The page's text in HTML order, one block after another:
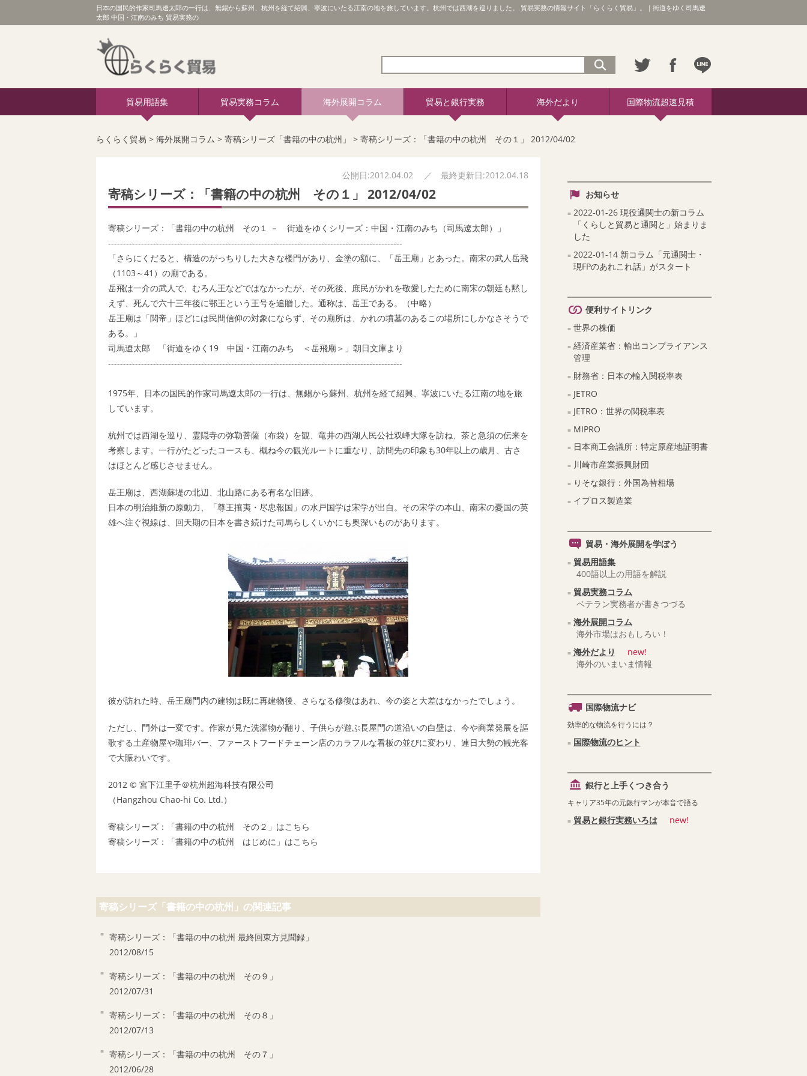
日本の国民的作家司馬遼太郎の一行は、無錫から蘇州、杭州を経て紹興、寧波にいたる江南の地を旅しています。杭州では西湖を巡りました。 貿易実務の情報サイト「らくらく貿易」。｜街道をゆく司馬遼
太郎 中国・江南のみち 貿易実務の
貿易用語集 貿易実務コラム 海外展開コラム 貿易と銀行実務 海外だより 国際物流超速見積
らくらく貿易 > 海外展開コラム > 寄稿シリーズ「書籍の中の杭州」 > 寄稿シリーズ：「書籍の中の杭州 その１」 2012/04/02
公開日:2012.04.02 ／ 最終更新日:2012.04.18
寄稿シリーズ：「書籍の中の杭州 その１」 2012/04/02
寄稿シリーズ：「書籍の中の杭州 その１ － 街道をゆくシリーズ：中国・江南のみち（司馬遼太郎）」
--------------------------------------------------------------------------------------------------
「さらにくだると、構造のがっちりした大きな楼門があり、金塗の額に、「岳王廟」とあった。南宋の武人岳飛
（1103～41）の廟である。
岳飛は一介の武人で、むろん王などではなかったが、その死後、庶民がかれを敬愛したために南宋の朝廷も黙し
えず、死んで六十三年後に鄂王という王号を追贈した。通称は、岳王である。（中略）
岳王廟は「関帝」ほどには民間信仰の対象にならず、その廟所は、かれの墳墓のあるこの場所にしかなさそうで
ある。」
司馬遼太郎 「街道をゆく19 中国・江南のみち ＜岳飛廟＞」朝日文庫より
--------------------------------------------------------------------------------------------------
1975年、日本の国民的作家司馬遼太郎の一行は、無錫から蘇州、杭州を経て紹興、寧波にいたる江南の地を旅
しています。
杭州では西湖を巡り、霊隠寺の弥勒菩薩（布袋）を観、竜井の西湖人民公社双峰大隊を訪ね、茶と急須の伝来を
考察します。一行がたどったコースも、概ね今の観光ルートに重なり、訪問先の印象も30年以上の歳月、古さ
はほとんど感じさせません。
岳王廟は、西湖蘇堤の北辺、北山路にある有名な旧跡。
日本の明治維新の原動力、「尊王攘夷・尽忠報国」の水戸国学は宋学が出自。その宋学の本山、南宋の憂国の英
雄へ注ぐ視線は、回天期の日本を書き続けた司馬らしくいかにも奥深いものがあります。
彼が訪れた時、岳王廟門内の建物は既に再建物後、さらなる修復はあれ、今の姿と大差はなかったでしょう。
ただし、門外は一変です。作家が見た洗濯物が翻り、子供らが遊ぶ長屋門の道沿いの白壁は、今や商業発展を謳
歌する土産物屋や珈琲バー、ファーストフードチェーン店のカラフルな看板の並びに変わり、連日大勢の観光客
で大賑わいです。
2012 © 宮下江里子＠杭州超海科技有限公司
（Hangzhou Chao-hi Co. Ltd.）
寄稿シリーズ：「書籍の中の杭州 その２」はこちら
寄稿シリーズ：「書籍の中の杭州 はじめに」はこちら
寄稿シリーズ「書籍の中の杭州」の関連記事
寄稿シリーズ：「書籍の中の杭州 最終回東方見聞録」
2012/08/15
寄稿シリーズ：「書籍の中の杭州 その９」
2012/07/31
寄稿シリーズ：「書籍の中の杭州 その８」
2012/07/13
寄稿シリーズ：「書籍の中の杭州 その７」
2012/06/28
お知らせ
2022-01-26 現役通関士の新コラム
「くらしと貿易と通関と」始まりま
した
2022-01-14 新コラム「元通関士・
現FPのあれこれ話」がスタート
便利サイトリンク
世界の株価
経済産業省：輸出コンプライアンス
管理
財務省：日本の輸入関税率表
JETRO
JETRO：世界の関税率表
MIPRO
日本商工会議所：特定原産地証明書
川崎市産業振興財団
りそな銀行：外国為替相場
イプロス製造業
貿易・海外展開を学ぼう
貿易用語集
400語以上の用語を解説
貿易実務コラム
ベテラン実務者が書きつづる
海外展開コラム
海外市場はおもしろい！
海外だより
new!
海外のいまいま情報
国際物流ナビ
効率的な物流を行うには？
国際物流のヒント
銀行と上手くつき合う
キャリア35年の元銀行マンが本音で語る
貿易と銀行実務いろは new!